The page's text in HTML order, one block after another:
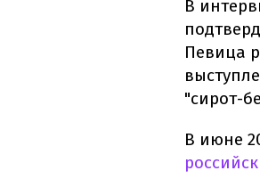
В
Певица
"сирот-
В июне